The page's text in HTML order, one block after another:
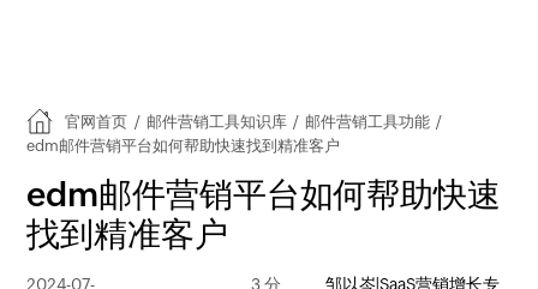
官网首页 / 邮件营销工具知识库 / 邮件营销工具功能 /
edm邮件营销平台如何帮助快速找到精准客户
edm邮件营销平台如何帮助快速
找到精准客户
2024-07-
3 分
邹以岑|SaaS营销增长专